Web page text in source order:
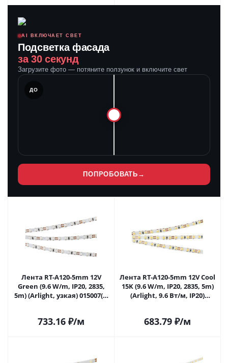
AI ВКЛЮЧАЕТ СВЕТ
Подсветка фасада
за 30 секунд
Загрузите фото — потяните ползунок и включите свет
ДО
ПОПРОБОВАТЬ →
Лента RT-A120-5mm 12V
Green (9.6 W/m, IP20, 2835,
5m) (Arlight, узкая) 015007(2)
733.16 ₽/м
Лента RT-A120-5mm 12V Cool
15K (9.6 W/m, IP20, 2835, 5m)
(Arlight, 9.6 Вт/м, IP20)
683.79 ₽/м